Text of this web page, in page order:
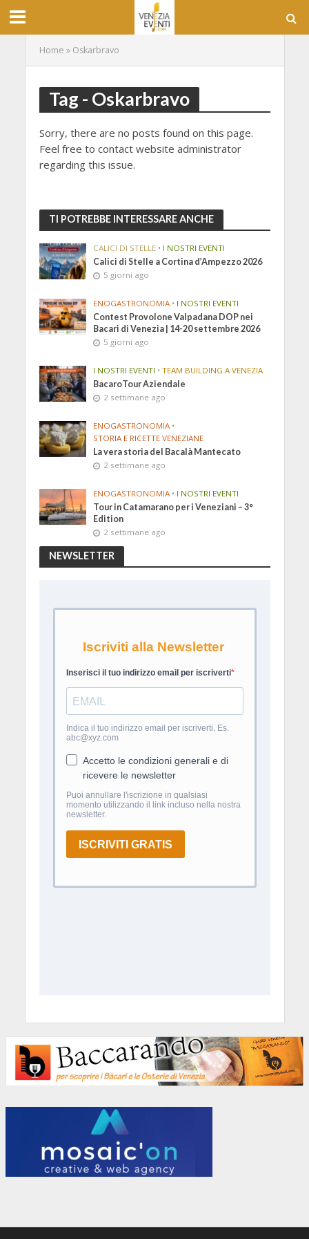
Home » Oskarbravo
Tag - Oskarbravo
Sorry, there are no posts found on this page.
Feel free to contact website administrator
regarding this issue.
TI POTREBBE INTERESSARE ANCHE
CALICI DI STELLE • I NOSTRI EVENTI
Calici di Stelle a Cortina d’Ampezzo 2026
5 giorni ago
ENOGASTRONOMIA • I NOSTRI EVENTI
Contest Provolone Valpadana DOP nei
Bacari di Venezia | 14-20 settembre 2026
5 giorni ago
I NOSTRI EVENTI • TEAM BUILDING A VENEZIA
BacaroTour Aziendale
2 settimane ago
ENOGASTRONOMIA •
STORIA E RICETTE VENEZIANE
La vera storia del Bacalà Mantecato
2 settimane ago
ENOGASTRONOMIA • I NOSTRI EVENTI
Tour in Catamarano per i Veneziani – 3°
Edition
2 settimane ago
NEWSLETTER